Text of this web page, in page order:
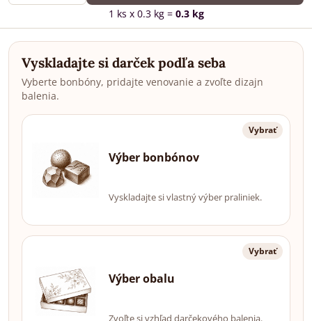
1 ks x 0.3 kg = 0.3kg
Vyskladajte si darček podľa seba
Vyberte bonbóny, pridajte venovanie a zvoľte dizajn
balenia.
Vybrať
Výber bonbónov
Vyskladajte si vlastný výber praliniek.
Vybrať
Výber obalu
Zvoľte si vzhľad darčekového balenia.